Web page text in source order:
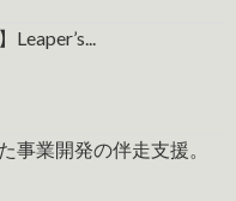
Leaper’s...
事業開発の伴走支援。